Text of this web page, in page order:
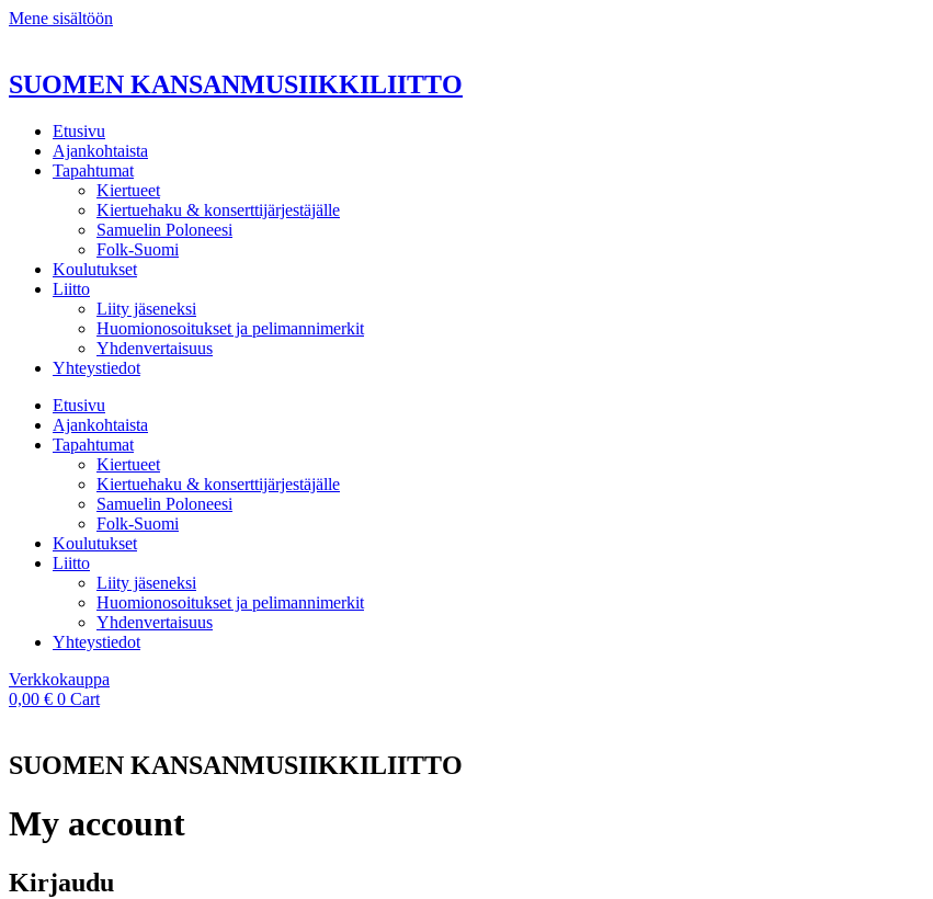
Mene sisältöön
SUOMEN KANSANMUSIIKKILIITTO
Etusivu
Ajankohtaista
Tapahtumat
Kiertueet
Kiertuehaku & konserttijärjestäjälle
Samuelin Poloneesi
Folk-Suomi
Koulutukset
Liitto
Liity jäseneksi
Huomionosoitukset ja pelimannimerkit
Yhdenvertaisuus
Yhteystiedot
Etusivu
Ajankohtaista
Tapahtumat
Kiertueet
Kiertuehaku & konserttijärjestäjälle
Samuelin Poloneesi
Folk-Suomi
Koulutukset
Liitto
Liity jäseneksi
Huomionosoitukset ja pelimannimerkit
Yhdenvertaisuus
Yhteystiedot
Verkkokauppa
0,00 € 0 Cart
SUOMEN KANSANMUSIIKKILIITTO
My account
Kirjaudu